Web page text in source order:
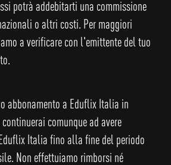
potrà addebitarti una commissione
o altri costi. Per maggiori
a verificare con l'emittente del tuo
abbonamento a Eduflix Italia in
comunque ad avere
Italia fino alla fine del periodo
Non effettuiamo rimborsi né